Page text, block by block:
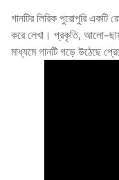
গানটির লিরিক পুরোপুরি একটি
করে লেখা। প্রকৃতি,
মাধ্যমে গানটি গড়ে উঠেছে